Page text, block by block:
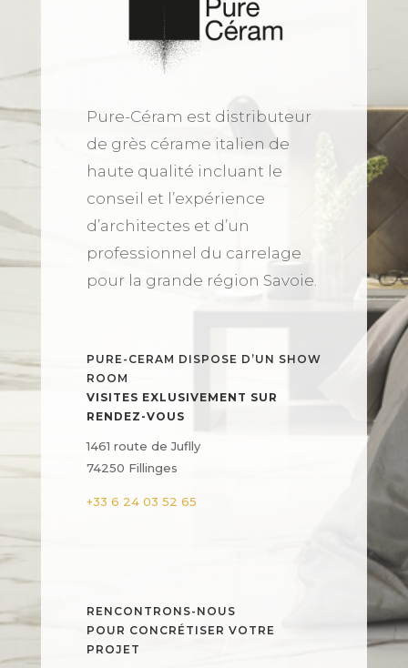
Pure-Céram est distributeur
de grès cérame italien de
haute qualité incluant le
conseil et l’expérience
d’architectes et d’un
professionnel du carrelage
pour la grande région Savoie.
PURE-CERAM DISPOSE D’UN SHOW
ROOM
VISITES EXLUSIVEMENT SUR
RENDEZ-VOUS
1461 route de Juflly
74250 Fillinges
+33 6 24 03 52 65
RENCONTRONS-NOUS
POUR CONCRÉTISER VOTRE
PROJET